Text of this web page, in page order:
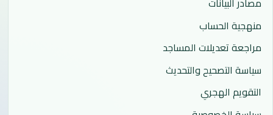
منهجية الحساب
مراجعة تعديلات المساجد
سياسة التصحيح والتحديث
التقويم الهجري